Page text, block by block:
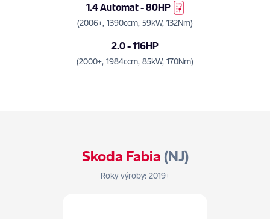
1.4 Automat - 80HP
(2006+, 1390ccm, 59kW, 132Nm)
2.0 - 116HP
(2000+, 1984ccm, 85kW, 170Nm)
Skoda Fabia (NJ)
Roky výroby: 2019+